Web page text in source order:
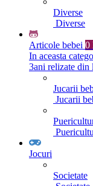
Diverse
Diverse
Articole bebei 0
In aceasta
3ani relizate din
Jucarii
Jucarii
Jocuri
Societate